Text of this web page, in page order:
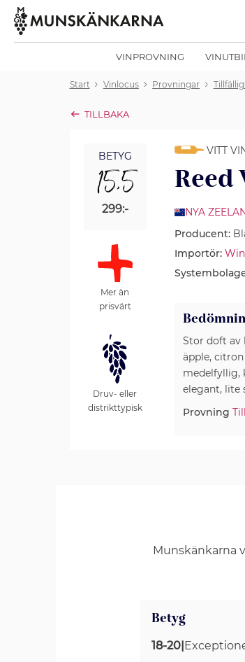
VINPROVNING
Start Vinlocus Provningar
TILLBAKA
BETYG
15,5
299:-
Mer än
prisvärt
Druv- eller
distrikttypisk
VITT
Reed
NYA
Producent:
Importör:
Stor doft av
äpple,
medelfyllig,
elegant, lite
Provning
Munskänkarna
Betyg
18-20|